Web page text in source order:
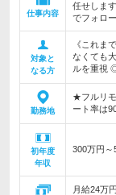
仕事内容
任せしま
でフォロ
対象と
なる方
《これま
なくても
ルを重視
勤務地
★フルリ
ート率は
初年度
年収
300万円～
月給24万